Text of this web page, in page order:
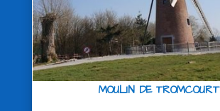
MOULIN DE TROMCOURT